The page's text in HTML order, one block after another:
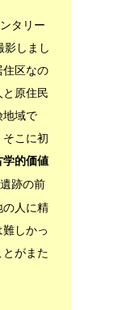
タリー
影しまし
住区なの
原住民
地域で
こに初
学的価値
跡の前
の人に精
しかっ
がまた